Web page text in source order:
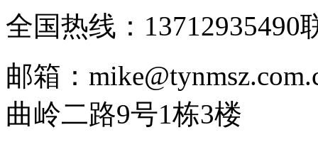
全国热线：13712935490
邮箱：
曲岭二路9号1栋3楼